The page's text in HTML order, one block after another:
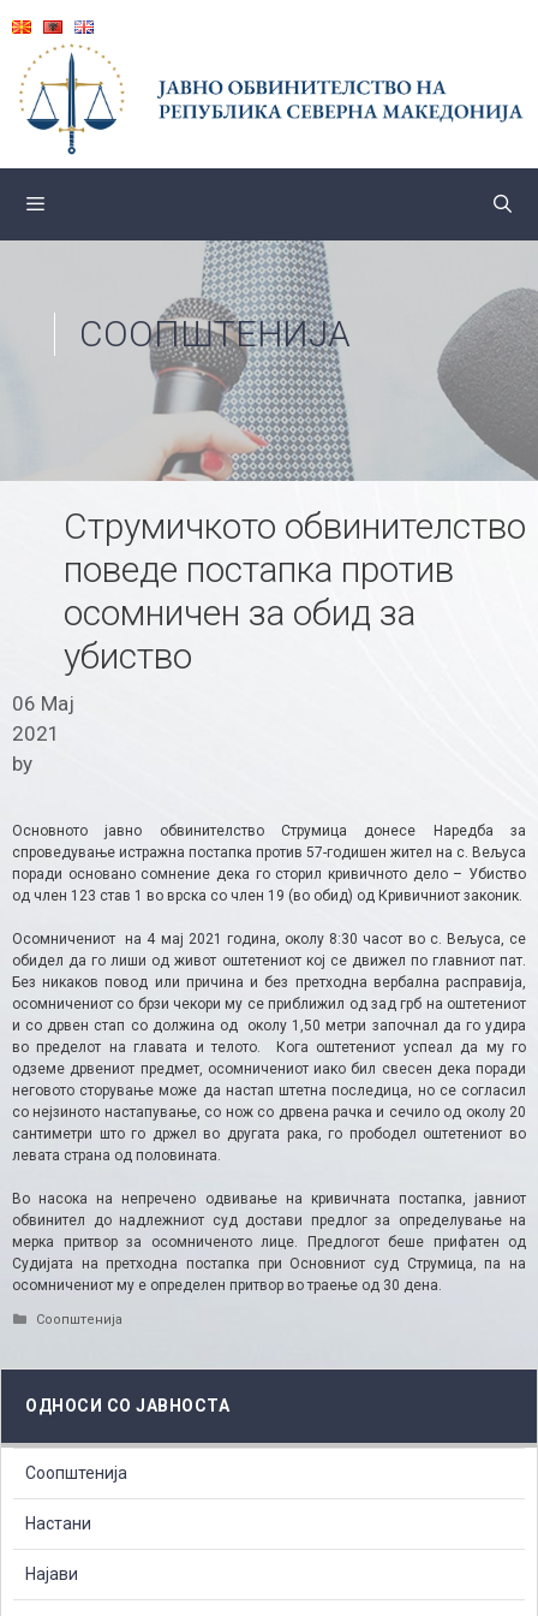
content
СООПШТЕНИЈА
Струмичкото обвинителство
поведе постапка против
осомничен за обид за
убиство
06 Мај
2021
by
Основното јавно обвинителство Струмица донесе Наредба за
спроведување истражна постапка против 57-годишен жител на с. Вељуса
поради основано сомнение дека го сторил кривичното дело – Убиство
од член 123 став 1 во врска со член 19 (во обид) од Кривичниот законик.
Осомничениот на 4 мај 2021 година, околу 8:30 часот во с. Вељуса, се
обидел да го лиши од живот оштетениот кој се движел по главниот пат.
Без никаков повод или причина и без претходна вербална расправија,
осомничениот со брзи чекори му се приближил од зад грб на оштетениот
и со дрвен стап со должина од околу 1,50 метри започнал да го удира
во пределот на главата и телото. Кога оштетениот успеал да му го
одземе дрвениот предмет, осомничениот иако бил свесен дека поради
неговото сторување може да настап штетна последица, но се согласил
со нејзиното настапување, со нож со дрвена рачка и сечило од околу 20
сантиметри што го држел во другата рака, го прободел оштетениот во
левата страна од половината.
Во насока на непречено одвивање на кривичната постапка, јавниот
обвинител до надлежниот суд достави предлог за определување на
мерка притвор за осомниченото лице. Предлогот беше прифатен од
Судијата на претходна постапка при Основниот суд Струмица, па на
осомничениот му е определен притвор во траење од 30 дена.
Categories
Соопштенија
ОДНОСИ СО ЈАВНОСТА
Соопштенија
Настани
Најави